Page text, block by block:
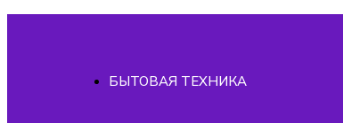
БЫТОВАЯ ТЕХНИКА